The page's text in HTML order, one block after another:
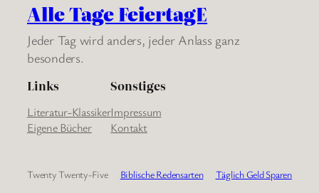
Alle Tage FeiertagE
Jeder Tag wird anders, jeder Anlass ganz
besonders.
Links
Literatur-Klassiker
Eigene Bücher
Sonstiges
Impressum
Kontakt
Twenty Twenty-Five Biblische Redensarten Täglich Geld Sparen